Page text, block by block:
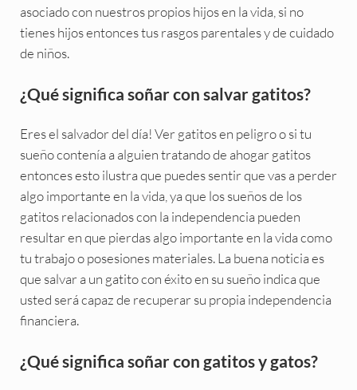
asociado con nuestros propios hijos en la vida, si no
tienes hijos entonces tus rasgos parentales y de cuidado
de niños.
¿Qué significa soñar con salvar gatitos?
Eres el salvador del día!Ver gatitos en peligro o si tu
sueño contenía a alguien tratando de ahogar gatitos
entonces esto ilustra que puedes sentir que vas a perder
algo importante en la vida, ya que los sueños de los
gatitos relacionados con la independencia pueden
resultar en que pierdas algo importante en la vida como
tu trabajo o posesiones materiales. La buena noticia es
que salvar a un gatito con éxito en su sueño indica que
usted será capaz de recuperar su propia independencia
financiera.
¿Qué significa soñar con gatitos y gatos?